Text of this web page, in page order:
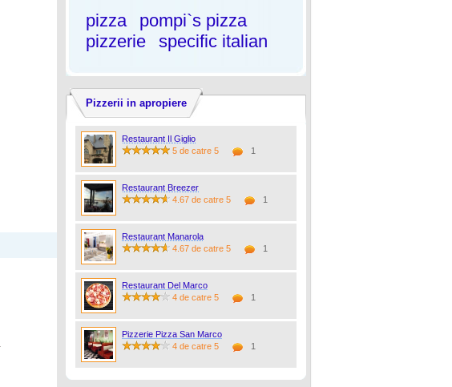
pizza
pompi`s pizza
pizzerie
specific italian
Pizzerii in apropiere
Restaurant Il Giglio
5 de catre 5
1
Restaurant Breezer
4.67 de catre 5
1
Restaurant Manarola
4.67 de catre 5
1
Restaurant Del Marco
4 de catre 5
1
Pizzerie Pizza San Marco
4 de catre 5
1